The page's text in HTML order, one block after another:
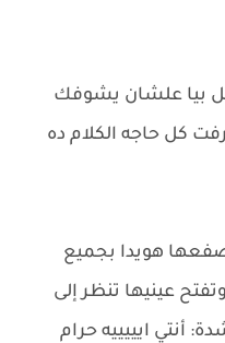
بيا علشان يشوفك
كل حاجه الكلام ده
هويدا بجميع
عينيها تنظر إلى
أنتي ايييييه حرام